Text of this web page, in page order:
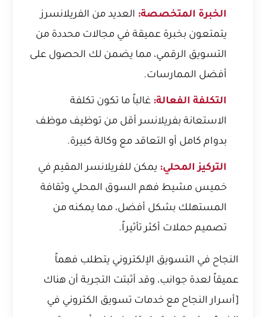
الخبرة المتخصصة: العديد من الفريلانسرز
يتمتعون بخبرة عميقة في مجالات محددة من
التسويق الرقمي، مما يضمن لك الحصول على
أفضل الممارسات.
التكلفة الفعالة: غالباً ما تكون تكلفة
الاستعانة بفريلانسر أقل من توظيف موظف
بدوام كامل أو التعاقد مع وكالة كبيرة.
التركيز المحلي: يمكن للفريلانسر المقيم في
خميس مشيط فهم السوق المحلي وثقافة
المستهلك بشكل أفضل، مما يمكنه من
تصميم حملات أكثر تأثيراً.
النجاح في التسويق الإلكتروني يتطلب فهماً
عميقاً لعدة جوانب، وقد أثبتت التجربة أن هناك
[أسرار النجاح مع خدمات تسويق الكتروني في